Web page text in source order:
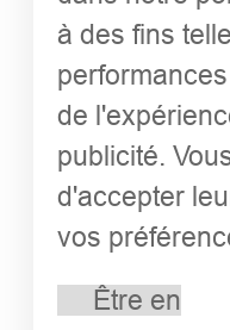
à des fins
de
publicité.
d'accepter
vos
Être en